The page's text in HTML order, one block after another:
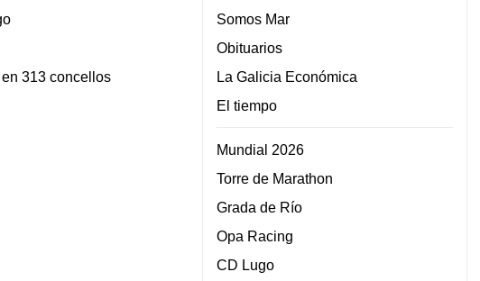
313 concellos
Somos Mar
Obituarios
La Galicia Económica
El tiempo
Mundial 2026
Torre de Marathon
Grada de Río
Opa Racing
CD Lugo